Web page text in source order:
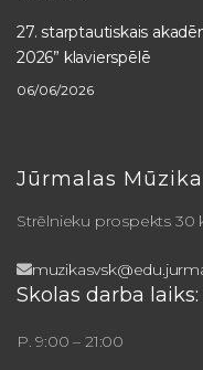
27. starptautiskais
2026” klavierspēlē
06/06/2026
Jūrmalas
Strēlnieku prospekts 30
Skolas darba laiks:
P. 9:00 – 21:00